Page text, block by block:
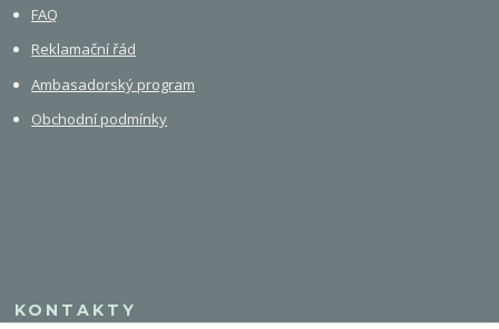
FAQ
Reklamační řád
Ambasadorský program
Obchodní podmínky
KONTAKTY